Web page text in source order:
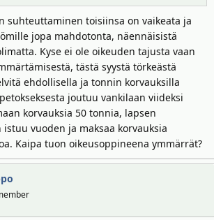
suhteuttaminen toisiinsa on vaikeata ja
jopa mahdotonta, näennäisistä
Kyse ei ole oikeuden tajusta vaan
tästä syystä törkeästä
ehdollisella ja tonnin korvauksilla
joutuu vankilaan viideksi
korvauksia 50 tonnia, lapsen
vuoden ja maksaa korvauksia
Kaipa tuon oikeusoppineena ymmärrät?